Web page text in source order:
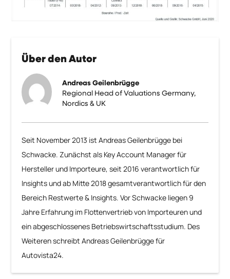
Über den Autor
Andreas Geilenbrügge
Regional Head of Valuations Germany,
Nordics & UK
Seit November 2013 ist Andreas Geilenbrügge bei
Schwacke. Zunächst als Key Account Manager für
Hersteller und Importeure, seit 2016 verantwortlich für
Insights und ab Mitte 2018 gesamtverantwortlich für den
Bereich Restwerte & Insights. Vor Schwacke liegen 9
Jahre Erfahrung im Flottenvertrieb von Importeuren und
ein abgeschlossenes Betriebswirtschaftsstudium. Des
Weiteren schreibt Andreas Geilenbrügge für
Autovista24.